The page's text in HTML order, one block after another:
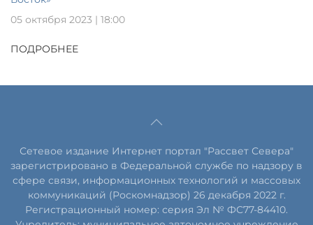
05 октября 2023 | 18:00
ПОДРОБНЕЕ
Сетевое издание Интернет портал "Рассвет Севера"
зарегистрировано в Федеральной службе по надзору в
сфере связи, информационных технологий и массовых
коммуникаций (Роскомнадзор) 26 декабря 2022 г.
Регистрационный номер: серия Эл № ФС77-84410.